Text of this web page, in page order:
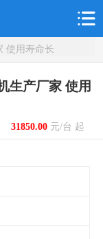
使用寿命长
生产厂家 使用
31850.00元/台 起